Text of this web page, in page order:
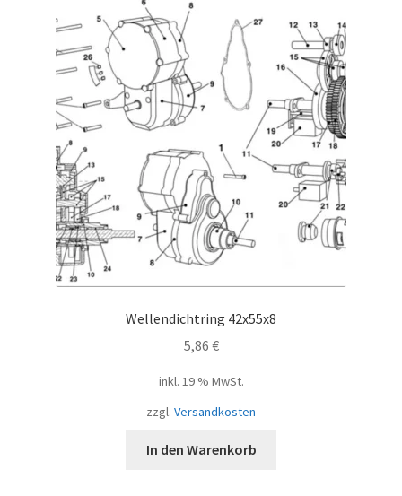
Wellendichtring 42x55x8
5,86 €
inkl. 19 % MwSt.
zzgl. Versandkosten
In den Warenkorb